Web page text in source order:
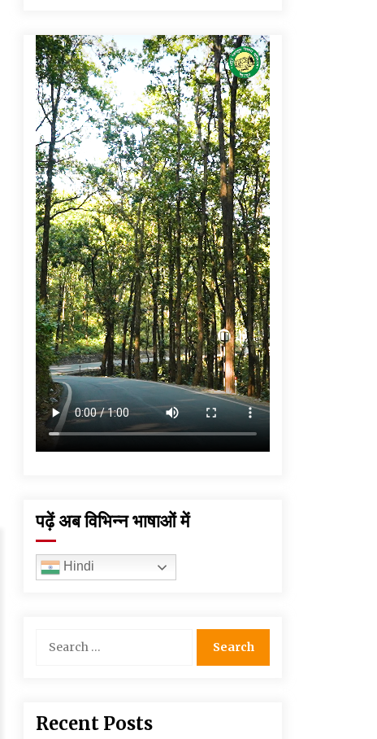
पढ़ें अब विभिन्न भाषाओं में
Hindi
for:
Recent Posts